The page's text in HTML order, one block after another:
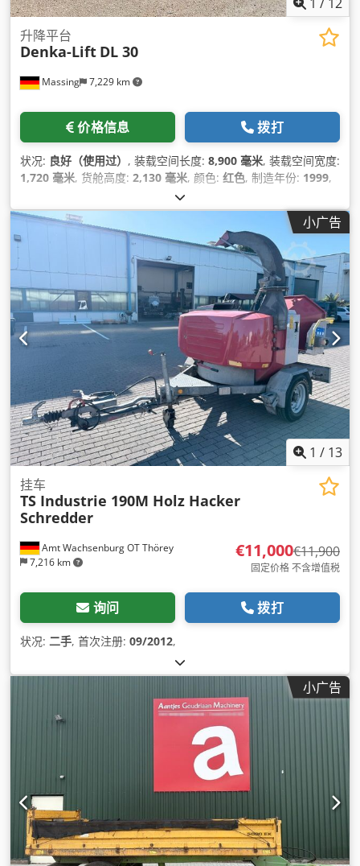
Massing 7,229 km
升降平台
Denka-Lift DL 30
价格信息 拨打
状况: 良好（使用过） , 装载空间长度: 8,900 毫米, 装载空间宽度:
1,720 毫米, 货舱高度: 2,130 毫米, 颜色: 红色, 制造年份: 1999,
小广告
1 / 13
Amt Wachsenburg OT Thörey
7,216 km
挂车
TS Industrie 190M Holz Hacker
Schredder
€11,000€11,900
固定价格 不含增值税
询问 拨打
状况: 二手, 首次注册: 09/2012,
小广告